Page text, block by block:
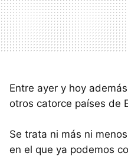
Entre ayer y hoy
otros catorce países de
Se trata ni más ni
en el que ya podemos